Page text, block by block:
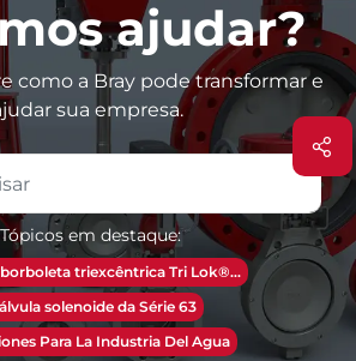
ajudar?
como a Bray pode transformar e
sua empresa.
Tópicos em destaque:
triexcêntrica Tri Lok®...
solenoide da Série 63
Para La Industria Del Agua